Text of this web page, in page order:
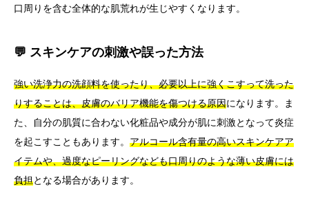
口周りを含む全体的な肌荒れが生じやすくなります。
💬 スキンケアの刺激や誤った方法
強い洗浄力の洗顔料を使ったり、必要以上に強くこすって洗った
りすることは、皮膚のバリア機能を傷つける原因になります。ま
た、自分の肌質に合わない化粧品や成分が肌に刺激となって炎症
を起こすこともあります。 アルコール含有量の高いスキンケアア
イテムや、過度なピーリングなども口周りのような薄い皮膚には
負担となる場合があります。